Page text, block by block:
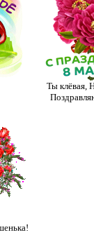
Ты клёвая,